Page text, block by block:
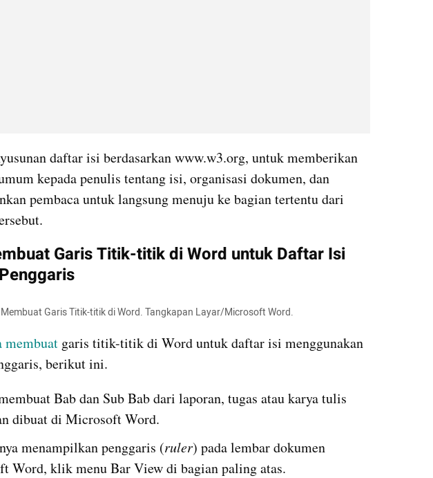
daftar isi berdasarkan www.w3.org, untuk memberikan
kepada penulis tentang isi, organisasi dokumen, dan
pembaca untuk langsung menuju ke bagian tertentu dari
Garis Titik-titik di Word untuk Daftar Isi
Garis Titik-titik di Word. Tangkapan Layar/Microsoft Word.
membuat garis titik-titik di Word untuk daftar isi menggunakan
berikut ini.
Bab dan Sub Bab dari laporan, tugas atau karya tulis
dibuat di Microsoft Word.
menampilkan penggaris (ruler) pada lembar dokumen
Word, klik menu Bar View di bagian paling atas.